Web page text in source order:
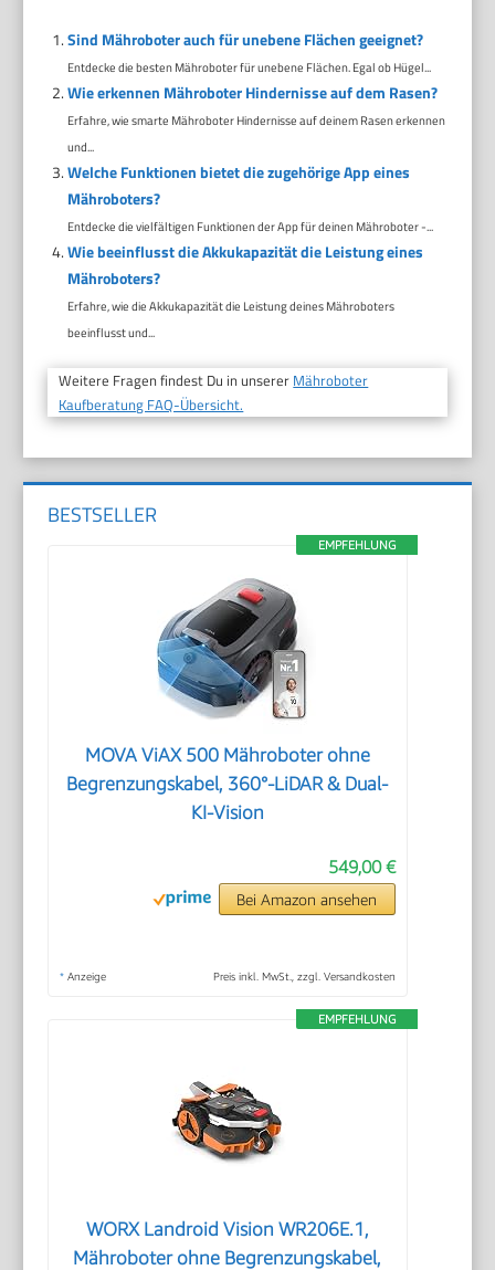
Sind Mähroboter auch für unebene Flächen geeignet?
Entdecke die besten Mähroboter für unebene Flächen. Egal ob Hügel...
Wie erkennen Mähroboter Hindernisse auf dem Rasen?
Erfahre, wie smarte Mähroboter Hindernisse auf deinem Rasen erkennen
und...
Welche Funktionen bietet die zugehörige App eines
Mähroboters?
Entdecke die vielfältigen Funktionen der App für deinen Mähroboter -...
Wie beeinflusst die Akkukapazität die Leistung eines
Mähroboters?
Erfahre, wie die Akkukapazität die Leistung deines Mähroboters
beeinflusst und...
Weitere Fragen findest Du in unserer Mähroboter
Kaufberatung FAQ-Übersicht.
BESTSELLER
EMPFEHLUNG
MOVA ViAX 500 Mähroboter ohne
Begrenzungskabel, 360°-LiDAR & Dual-
KI-Vision
549,00 €
Bei Amazon ansehen
* Anzeige Preis inkl. MwSt., zzgl. Versandkosten
EMPFEHLUNG
WORX Landroid Vision WR206E.1,
Mähroboter ohne Begrenzungskabel,